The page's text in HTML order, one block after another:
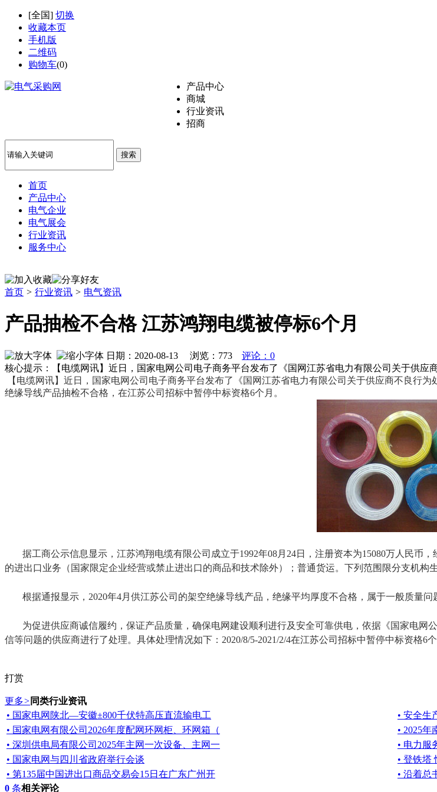
[全国] 切换
收藏本页
手机版
二维码
购物车(0)
产品中心
商城
行业资讯
招商
搜索
首页
产品中心
电气企业
电气展会
行业资讯
服务中心
首页 > 行业资讯 > 电气资讯
产品抽检不合格 江苏鸿翔电缆被停标6个月
日期：2020-08-13 浏览： 773
评论：0
核心提示：【电缆网讯】近日，国家电网公司电子商务平台发布了《国网江苏省电力有限公司关于供应
【电缆网讯】近日，国家电网公司电子商务平台发布了《国网江苏省电力有限公司关于供应商不良行为
绝缘导线产品抽检不合格，在江苏公司招标中暂停中标资格6个月。
据工商公示信息显示，江苏鸿翔电缆有限公司成立于1992年08月24日，注册资本为15080万人民币
的进出口业务（国家限定企业经营或禁止进出口的商品和技术除外）；普通货运。下列范围限分支机构
根据通报显示，2020年4月供江苏公司的架空绝缘导线产品，绝缘平均厚度不合格，属于一般质量问
为促进供应商诚信履约，保证产品质量，确保电网建设顺利进行及安全可靠供电，依据《国家电
信等问题的供应商进行了处理。具体处理情况如下：2020/8/5-2021/2/4在江苏公司招标中暂停中标资格6个
打赏
更多> 同类行业资讯
• 国家电网陕北—安徽±800千伏特高压直流输电工
• 安全生
• 国家电网有限公司2026年度配网环网柜、环网箱（
• 2025
• 深圳供电局有限公司2025年主网一次设备、主网一
• 电力服
• 国家电网与四川省政府举行会谈
• 登铁塔
• 第135届中国进出口商品交易会15日在广东广州开
• 沿着总
0 条相关评论